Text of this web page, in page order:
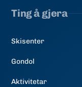
Ting å gjera
Skisenter
Gondol
Aktivitetar